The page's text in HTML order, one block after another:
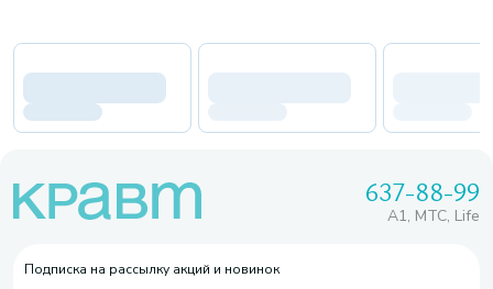
637-88-99
A1, МТС, Life
Подписка на рассылку акций и новинок